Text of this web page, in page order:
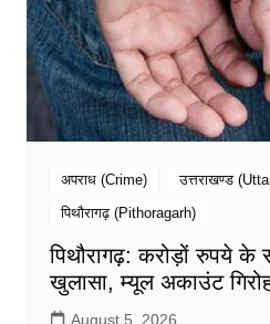
अपराध (Crime)
उत्तराखण्ड
पिथौरागढ़ (Pithoragarh)
पिथौरागढ़: करोड़ों रुपये के
खुलासा, म्यूल अकाउंट
August 5, 2026